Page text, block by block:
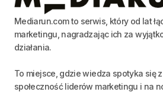
Mediarun.com to serwis, który od lat
marketingu, nagradzając ich za
działania.
To miejsce, gdzie wiedza spotyka się
społeczność liderów marketingu i na